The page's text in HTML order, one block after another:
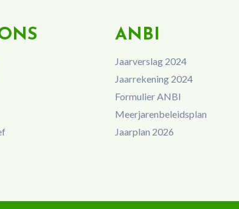
ANBI
Jaarverslag 2024
Jaarrekening 2024
Formulier ANBI
Meerjarenbeleidsplan
Jaarplan 2026